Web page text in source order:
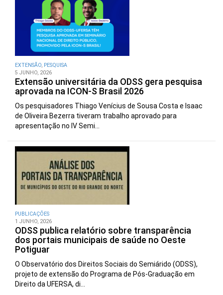
EXTENSÃO, PESQUISA
5 JUNHO, 2026
Extensão universitária da ODSS gera pesquisa
aprovada na ICON-S Brasil 2026
Os pesquisadores Thiago Venícius de Sousa Costa e Isaac
de Oliveira Bezerra tiveram trabalho aprovado para
apresentação no IV Semi...
PUBLICAÇÕES
1 JUNHO, 2026
ODSS publica relatório sobre transparência
dos portais municipais de saúde no Oeste
Potiguar
O Observatório dos Direitos Sociais do Semiárido (ODSS),
projeto de extensão do Programa de Pós-Graduação em
Direito da UFERSA, di...